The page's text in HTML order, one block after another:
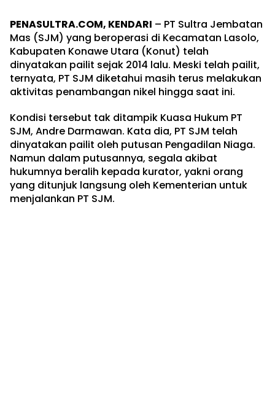
PENASULTRA.COM, KENDARI – PT Sultra Jembatan
Mas (SJM) yang beroperasi di Kecamatan Lasolo,
Kabupaten Konawe Utara (Konut) telah
dinyatakan pailit sejak 2014 lalu. Meski telah pailit,
ternyata, PT SJM diketahui masih terus melakukan
aktivitas penambangan nikel hingga saat ini.
Kondisi tersebut tak ditampik Kuasa Hukum PT
SJM, Andre Darmawan. Kata dia, PT SJM telah
dinyatakan pailit oleh putusan Pengadilan Niaga.
Namun dalam putusannya, segala akibat
hukumnya beralih kepada kurator, yakni orang
yang ditunjuk langsung oleh Kementerian untuk
menjalankan PT SJM.